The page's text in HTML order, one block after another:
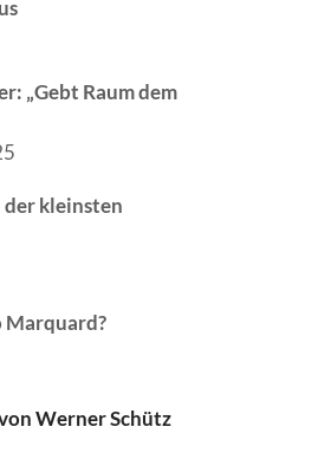
„Gebt Raum dem
kleinsten
Marquard?
Werner Schütz